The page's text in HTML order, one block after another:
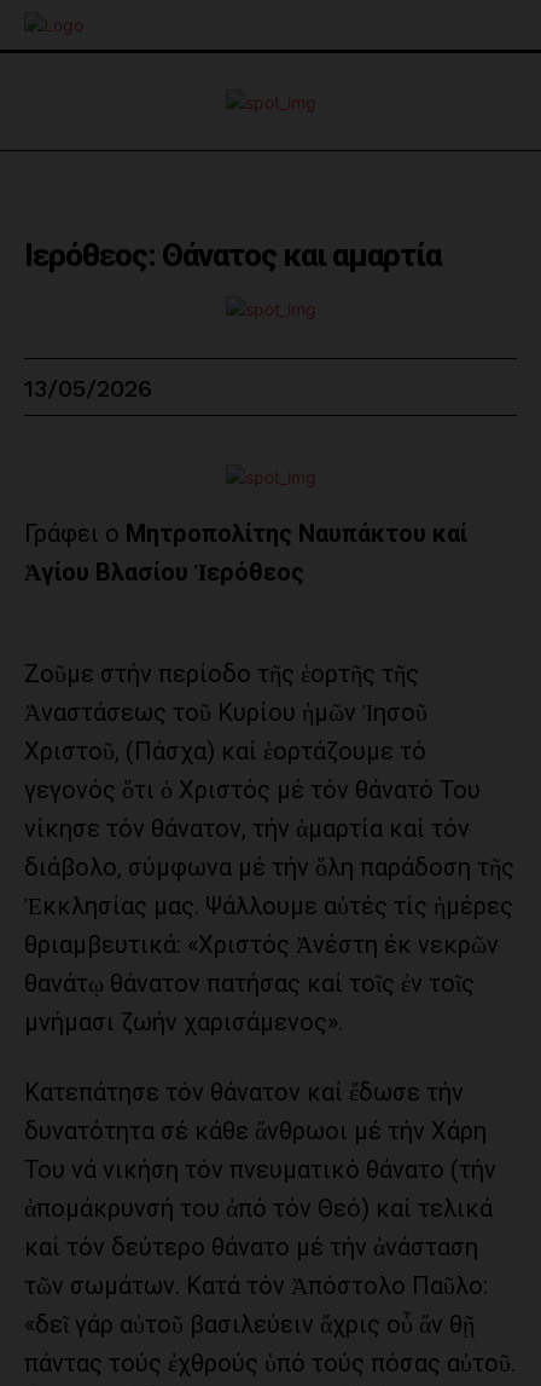
Ιερόθεος: Θάνατος και αμαρτία
13/05/2026
Γράφει ο Μητροπολίτης Ναυπάκτου καί
Ἁγίου Βλασίου Ἱερόθεος
Ζοῦμε στήν περίοδο τῆς ἑορτῆς τῆς
Ἀναστάσεως τοῦ Κυρίου ἡμῶν Ἰησοῦ
Χριστοῦ, (Πάσχα) καί ἑορτάζουμε τό
γεγονός ὅτι ὁ Χριστός μέ τόν θάνατό Του
νίκησε τόν θάνατον, τήν ἁμαρτία καί τόν
διάβολο, σύμφωνα μέ τήν ὅλη παράδοση τῆς
Ἐκκλησίας μας. Ψάλλουμε αὐτές τίς ἡμέρες
θριαμβευτικά: «Χριστός Ἀνέστη έκ νεκρῶν
θανάτῳ θάνατον πατήσας καί τοῖς ἐν τοῖς
μνήμασι ζωήν χαρισάμενος».
Κατεπάτησε τόν θάνατον καί ἔδωσε τήν
δυνατότητα σέ κάθε ἄνθρωοι μέ τήν Χάρη
Του νά νικήση τόν πνευματικό θάνατο (τήν
ἀπομάκρυνσή του ἀπό τόν Θεό) καί τελικά
καί τόν δεύτερο θάνατο μέ τήν ἀνάσταση
τῶν σωμάτων. Κατά τόν Ἀπόστολο Παῦλο:
«δεῖ γάρ αὐτοῦ βασιλεύειν ἄχρις οὗ ἄν θῇ
πάντας τούς ἐχθρούς ὑπό τούς πόσας αὐτοῦ.